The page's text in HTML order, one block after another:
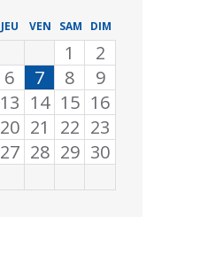
JEU VEN SAM DIM
1
2
6 7 8
9
13 14 15 16
20 21 22 23
27 28 29 30